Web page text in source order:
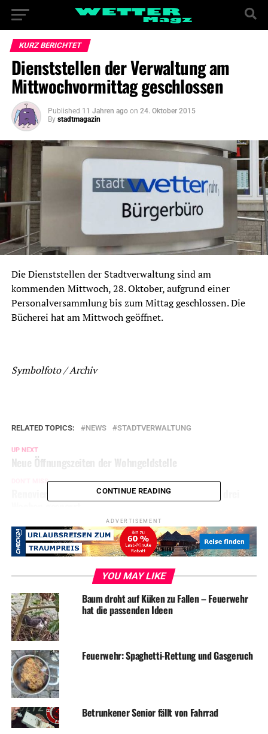
KURZ BERICHTET
Dienststellen der Verwaltung am
Mittwochvormittag geschlossen
Published 11 Jahren ago on 24. Oktober 2015
By stadtmagazin
Die Dienststellen der Stadtverwaltung sind am
kommenden Mittwoch, 28. Oktober, aufgrund einer
Personalversammlung bis zum Mittag geschlossen. Die
Bücherei hat am Mittwoch geöffnet.
Symbolfoto / Archiv
RELATED TOPICS: NEWS STADTVERWALTUNG
UP NEXT
Neue Öffnungszeiten der Wohngeldstelle
DON'T MISS
Renovierung: Haupttreppenhaus im Parkhaus rund drei
Wochen gesperrt
CONTINUE READING
ADVERTISEMENT
YOU MAY LIKE
Baum droht auf Küken zu Fallen – Feuerwehr
hat die passenden Ideen
Feuerwehr: Spaghetti-Rettung und Gasgeruch
Betrunkener Senior fällt von Fahrrad